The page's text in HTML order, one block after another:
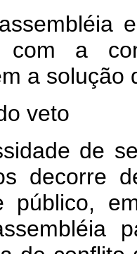
com a
a solução
veto
de
decorre
público,